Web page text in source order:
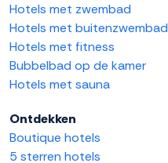
Hotels met zwembad
Hotels met buitenzwembad
Hotels met fitness
Bubbelbad op de kamer
Hotels met sauna
Ontdekken
Boutique hotels
5 sterren hotels